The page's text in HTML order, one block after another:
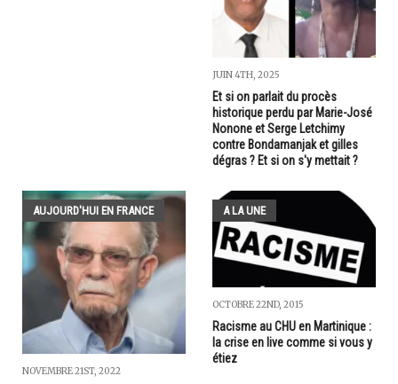
JUIN 4TH, 2025
Et si on parlait du procès
historique perdu par Marie-José
Nonone et Serge Letchimy
contre Bondamanjak et gilles
dégras ? Et si on s'y mettait ?
AUJOURD'HUI EN FRANCE
NOVEMBRE 21ST, 2022
A LA UNE
OCTOBRE 22ND, 2015
Racisme au CHU en Martinique :
la crise en live comme si vous y
étiez